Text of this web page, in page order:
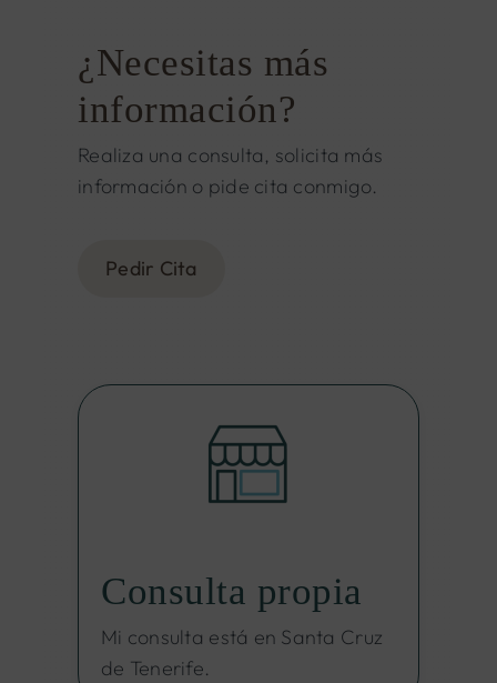
¿Necesitas más
información?
Realiza una consulta, solicita más
información o pide cita conmigo.
Pedir Cita
Consulta propia
Mi consulta está en Santa Cruz
de Tenerife.